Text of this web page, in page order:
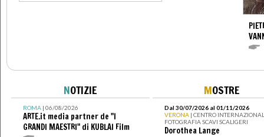
NOTIZIE
ROMA| 06/08/2026
ARTE.it media partner de "I
GRANDI MAESTRI" di KUBLAI Film
MOSTRE
Dal 30/07/2026 al 01/11/2026
VERONA | CENTRO
FOTOGRAFIA SCAVI SCALIGERI
Dorothea Lange